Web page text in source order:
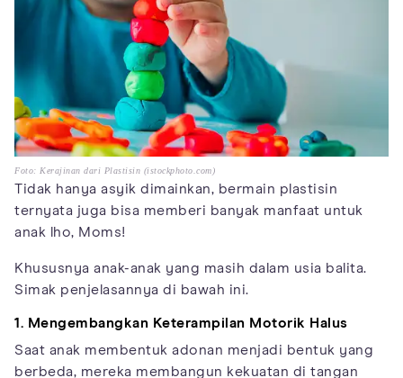
Foto: Kerajinan dari Plastisin (istockphoto.com)
Tidak hanya asyik dimainkan, bermain plastisin
ternyata juga bisa memberi banyak manfaat untuk
anak lho, Moms!
Khususnya anak-anak yang masih dalam usia balita.
Simak penjelasannya di bawah ini.
1. Mengembangkan Keterampilan Motorik Halus
Saat anak membentuk adonan menjadi bentuk yang
berbeda, mereka membangun kekuatan di tangan